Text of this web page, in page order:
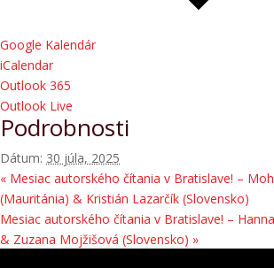
Google Kalendár
iCalendar
Outlook 365
Outlook Live
Podrobnosti
Dátum: 30 júla, 2025
« Mesiac autorského čítania v Bratislave! –
(Mauritánia) & Kristián Lazarčík (Slovensko)
Mesiac autorského čítania v Bratislave! –
& Zuzana Mojžišová (Slovensko) »